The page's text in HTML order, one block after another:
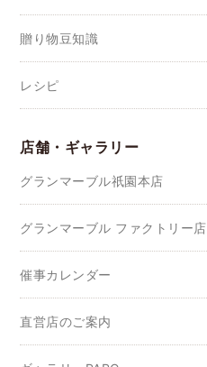
贈り物豆知識
レシピ
店舗・ギャラリー
グランマーブル祇園本店
グランマーブル ファクトリー店
催事カレンダー
直営店のご案内